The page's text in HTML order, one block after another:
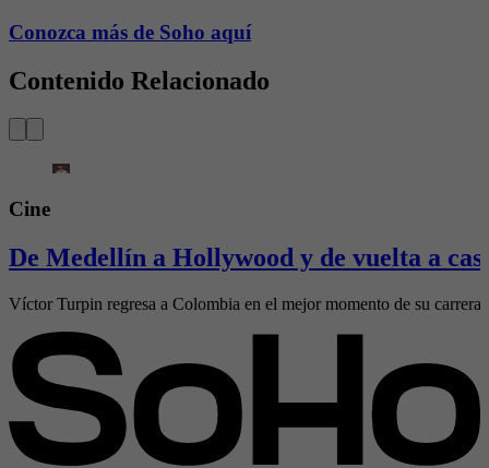
Conozca más de Soho aquí
Contenido Relacionado
Cine
De Medellín a Hollywood y de vuelta a
Víctor Turpin regresa a Colombia en el mejor momento de su